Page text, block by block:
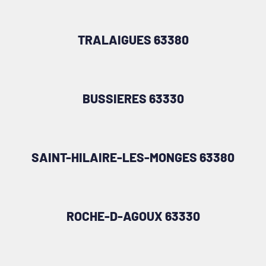
TRALAIGUES 63380
BUSSIERES 63330
SAINT-HILAIRE-LES-MONGES 63380
ROCHE-D-AGOUX 63330